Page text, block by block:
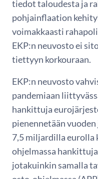
tiedot taloudesta ja
pohjainflaation
voimakkaasti
EKP:n neuvosto ei
tiettyyn korkouraan.
EKP:n neuvosto
pandemiaan
hankittuja
pienennetään
7,5 miljardilla eurolla
ohjelmassa
jotakuinkin samalla